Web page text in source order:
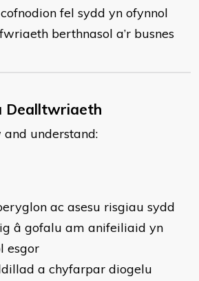
fel sydd yn ofynnol
berthnasol a’r busnes
Dealltwriaeth
and understand:
ac asesu risgiau sydd
â gofalu am anifeiliaid yn
esgor
a chyfarpar diogelu